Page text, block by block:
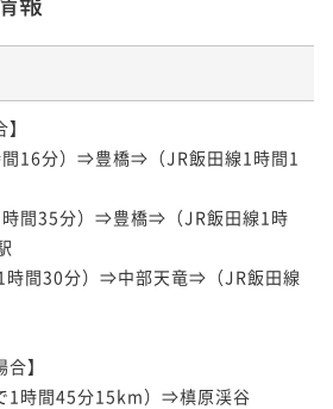
16分）⇒豊橋⇒（JR飯田線1時間1
間35分）⇒豊橋⇒（JR飯田線1時
間30分）⇒中部天竜⇒（JR飯田線
】
時間45分15km）⇒槙原渓谷